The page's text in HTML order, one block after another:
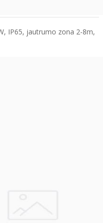
IP65, jautrumo zona 2-8m,